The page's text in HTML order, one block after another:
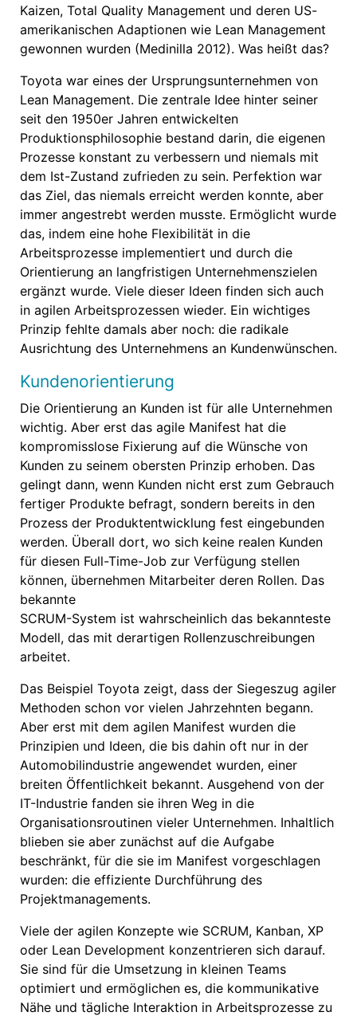
Kaizen, Total Quality Management und deren US-
amerikanischen Adaptionen wie Lean Management
gewonnen wurden (Medinilla 2012). Was heißt das?
Toyota war eines der Ursprungsunternehmen von
Lean Management. Die zentrale Idee hinter seiner
seit den 1950er Jahren entwickelten
Produktionsphilosophie bestand darin, die eigenen
Prozesse konstant zu verbessern und niemals mit
dem Ist-Zustand zufrieden zu sein. Perfektion war
das Ziel, das niemals erreicht werden konnte, aber
immer angestrebt werden musste. Ermöglicht wurde
das, indem eine hohe Flexibilität in die
Arbeitsprozesse implementiert und durch die
Orientierung an langfristigen Unternehmenszielen
ergänzt wurde. Viele dieser Ideen finden sich auch
in agilen Arbeitsprozessen wieder. Ein wichtiges
Prinzip fehlte damals aber noch: die radikale
Ausrichtung des Unternehmens an Kundenwünschen.
Kundenorientierung
Die Orientierung an Kunden ist für alle Unternehmen
wichtig. Aber erst das agile Manifest hat die
kompromisslose Fixierung auf die Wünsche von
Kunden zu seinem obersten Prinzip erhoben. Das
gelingt dann, wenn Kunden nicht erst zum Gebrauch
fertiger Produkte befragt, sondern bereits in den
Prozess der Produktentwicklung fest eingebunden
werden. Überall dort, wo sich keine realen Kunden
für diesen Full-Time-Job zur Verfügung stellen
können, übernehmen Mitarbeiter deren Rollen. Das
bekannte
SCRUM-System ist wahrscheinlich das bekannteste
Modell, das mit derartigen Rollenzuschreibungen
arbeitet.
Das Beispiel Toyota zeigt, dass der Siegeszug agiler
Methoden schon vor vielen Jahrzehnten begann.
Aber erst mit dem agilen Manifest wurden die
Prinzipien und Ideen, die bis dahin oft nur in der
Automobilindustrie angewendet wurden, einer
breiten Öffentlichkeit bekannt. Ausgehend von der
IT-Industrie fanden sie ihren Weg in die
Organisationsroutinen vieler Unternehmen. Inhaltlich
blieben sie aber zunächst auf die Aufgabe
beschränkt, für die sie im Manifest vorgeschlagen
wurden: die effiziente Durchführung des
Projektmanagements.
Viele der agilen Konzepte wie SCRUM, Kanban, XP
oder Lean Development konzentrieren sich darauf.
Sie sind für die Umsetzung in kleinen Teams
optimiert und ermöglichen es, die kommunikative
Nähe und tägliche Interaktion in Arbeitsprozesse zu